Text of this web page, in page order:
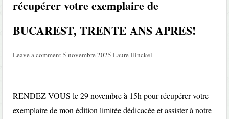
récupérer votre exemplaire de
BUCAREST, TRENTE ANS APRES!
Leave a comment5 novembre 2025 Laure Hinckel
RENDEZ-VOUS le 29 novembre à 15h pour récupérer votre
exemplaire de mon édition limitée dédicacée et assister à notre